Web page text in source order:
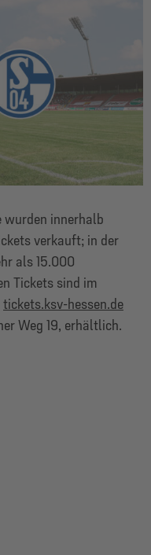
wurden innerhalb
verkauft; in der
als 15.000
Tickets sind im
tickets.ksv-hessen.de
Weg 19, erhältlich.